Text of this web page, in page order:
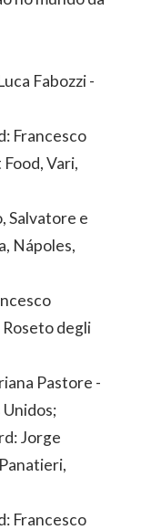
Fabozzi -
Francesco
Vari,
Salvatore e
Nápoles,
degli
Pastore -
Unidos;
Jorge
Francesco